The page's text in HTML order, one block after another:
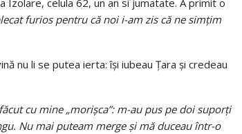
furios pentru că noi i-am zis că ne simțim
nu li se putea ierta: își iubeau Țara și credeau
cu mine „morișca”: m-au pus pe doi suporți
Nu mai puteam merge și mă duceau într-o